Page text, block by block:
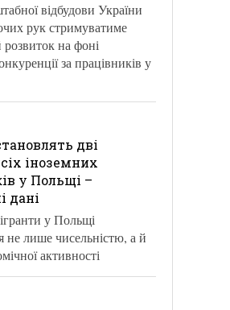
відбудови України
рук стримуватиме
на фоні
за працівників у
дві
іноземних
у Польщі –
дані
у Польщі
не лише чисельністю, а й
активності